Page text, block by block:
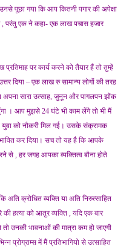
पूछा गया कि आप कितनी पगार की अपेक्षा
परंतु एक ने कहा- एक लाख पचास हजार
पर कार्य करने को तैयार हैं तो तुम्हें
दिया – एक लाख रु सामान्य लोगों की तरह
सारा उत्साह, जुनून और पागलपन झोंक
। आप मुझसे 24 घंटे भी काम लेंगे तो भी मैं
युवा को नौकरी मिल गई। उसके संक्रामक
कर दिया। सच तो यह है कि आपके
से , हर जगह आपका व्यक्तित्व बौना होते
अति क्रोधित व्यक्ति या अति निरुत्साहित
हत्या को आतुर व्यक्ति , यदि एक बार
उनकी भावनाओं की मात्रा कम हो जाएगी
प्रोग्राम्स में मैं प्रतिभागियो से उत्साहित